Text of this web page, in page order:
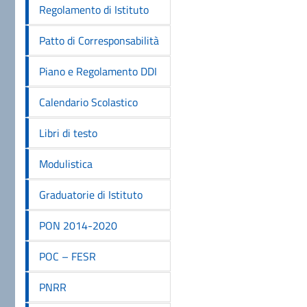
Regolamento di Istituto
Patto di Corresponsabilità
Piano e Regolamento DDI
Calendario Scolastico
Libri di testo
Modulistica
Graduatorie di Istituto
PON 2014-2020
POC – FESR
PNRR